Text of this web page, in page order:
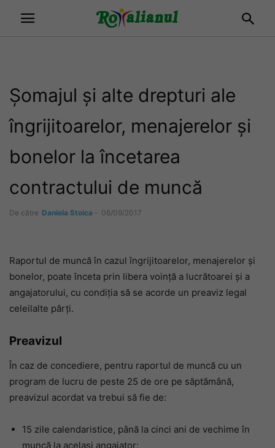
Șomajul și alte drepturi ale
îngrijitoarelor, menajerelor și
bonelor la încetarea
contractului de muncă
De către Daniela Stoica - 06/09/2017
Raportul de muncă în cazul îngrijitoarelor, menajerelor și
bonelor, poate înceta prin libera voinţă a lucrătoarei şi a
angajatorului, cu condiţia să se acorde un preaviz legal
celeilalte părţi.
Preavizul
În caz de concediere, pentru raportul de muncă cu un
program de lucru de peste 25 de ore pe săptămână,
preavizul acordat va trebui să fie de:
15 zile calendaristice, până la cinci ani de vechime în
muncă la acelaşi angajator;